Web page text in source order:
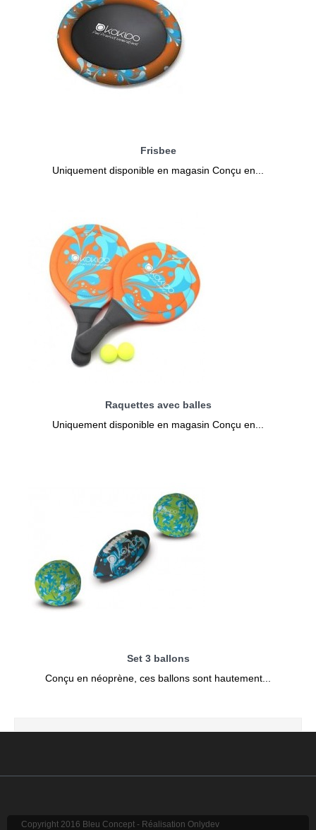
Frisbee
Uniquement disponible en magasin Conçu en...
Raquettes avec balles
Uniquement disponible en magasin Conçu en...
Set 3 ballons
Conçu en néoprène, ces ballons sont hautement...
Copyright 2016 Bleu Concept - Réalisation Onlydev